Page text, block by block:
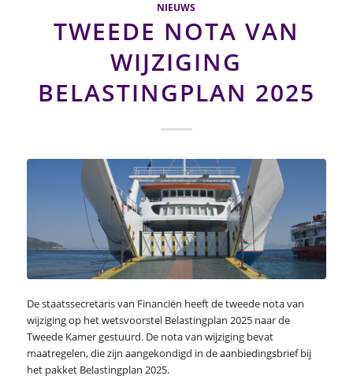
NIEUWS
TWEEDE NOTA VAN
WIJZIGING
BELASTINGPLAN 2025
De staatssecretaris van Financiën heeft de tweede nota van
wijziging op het wetsvoorstel Belastingplan 2025 naar de
Tweede Kamer gestuurd. De nota van wijziging bevat
maatregelen, die zijn aangekondigd in de aanbiedingsbrief bij
het pakket Belastingplan 2025.